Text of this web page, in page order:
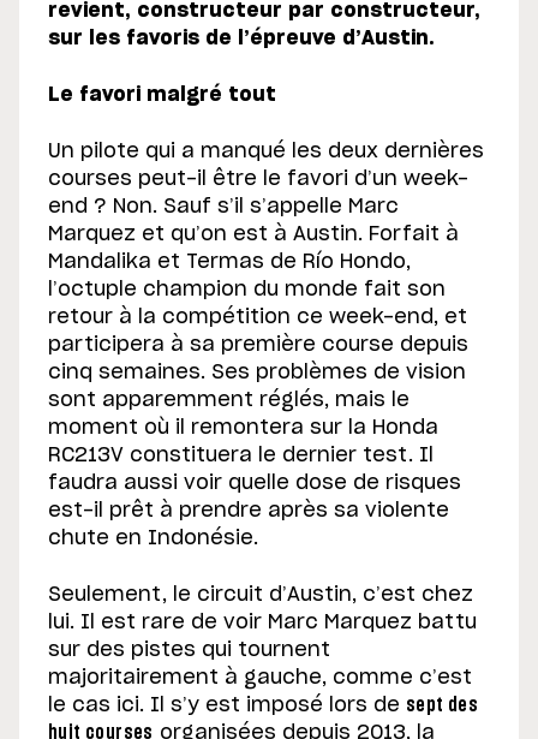
revient, constructeur par constructeur,
sur les favoris de l’épreuve d’Austin.
Le favori malgré tout
Un pilote qui a manqué les deux dernières
courses peut-il être le favori d’un week-
end ? Non. Sauf s’il s’appelle Marc
Marquez et qu’on est à Austin. Forfait à
Mandalika et Termas de Río Hondo,
l’octuple champion du monde fait son
retour à la compétition ce week-end, et
participera à sa première course depuis
cinq semaines. Ses problèmes de vision
sont apparemment réglés, mais le
moment où il remontera sur la Honda
RC213V constituera le dernier test. Il
faudra aussi voir quelle dose de risques
est-il prêt à prendre après sa violente
chute en Indonésie.
Seulement, le circuit d’Austin, c’est chez
lui. Il est rare de voir Marc Marquez battu
sur des pistes qui tournent
majoritairement à gauche, comme c’est
le cas ici. Il s’y est imposé lors de sept des
huit courses organisées depuis 2013, la